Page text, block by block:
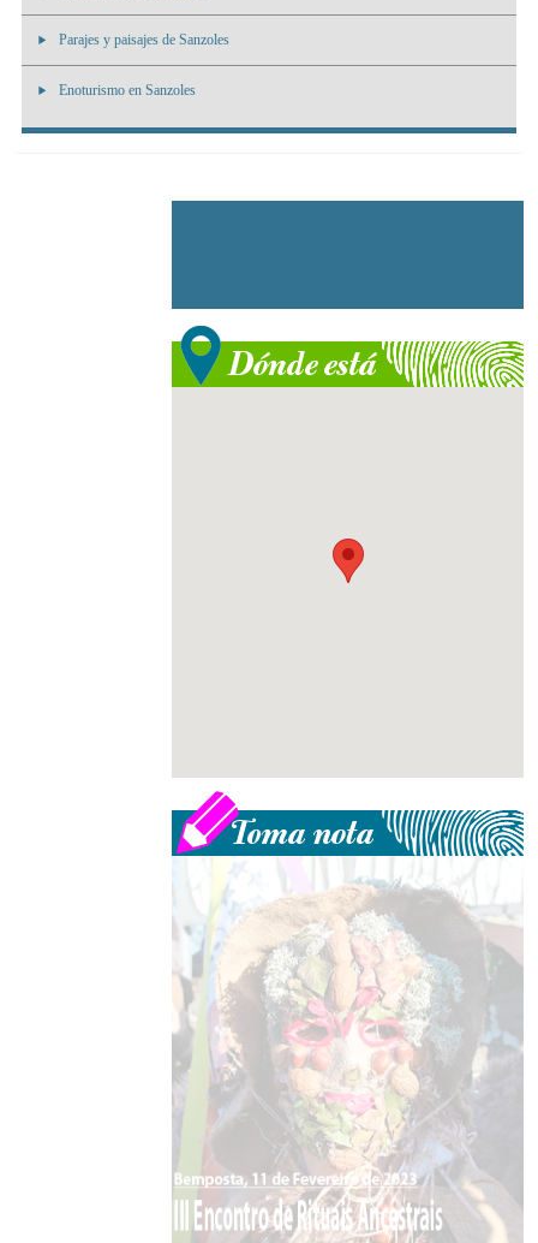
Parajes y paisajes de Sanzoles
Enoturismo en Sanzoles